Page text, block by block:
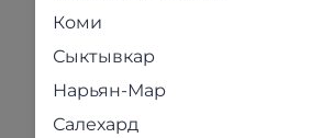
Коми
Сыктывкар
Нарьян-Мар
Салехард